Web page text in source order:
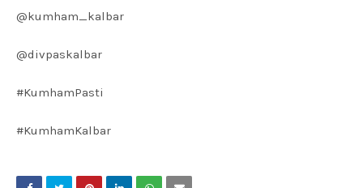
@kumham_kalbar
@divpaskalbar
#KumhamPasti
#KumhamKalbar